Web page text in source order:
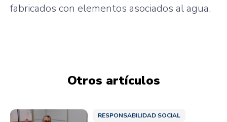
fabricados con elementos asociados al agua.
Otros artículos
RESPONSABILIDAD SOCIAL